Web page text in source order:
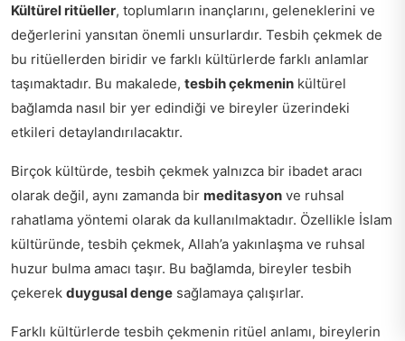
Kültürel ritüeller, toplumların inançlarını, geleneklerini ve
değerlerini yansıtan önemli unsurlardır. Tesbih çekmek de
bu ritüellerden biridir ve farklı kültürlerde farklı anlamlar
taşımaktadır. Bu makalede, tesbih çekmenin kültürel
bağlamda nasıl bir yer edindiği ve bireyler üzerindeki
etkileri detaylandırılacaktır.
Birçok kültürde, tesbih çekmek yalnızca bir ibadet aracı
olarak değil, aynı zamanda bir meditasyon ve ruhsal
rahatlama yöntemi olarak da kullanılmaktadır. Özellikle İslam
kültüründe, tesbih çekmek, Allah’a yakınlaşma ve ruhsal
huzur bulma amacı taşır. Bu bağlamda, bireyler tesbih
çekerek duygusal denge sağlamaya çalışırlar.
Farklı kültürlerde tesbih çekmenin ritüel anlamı, bireylerin